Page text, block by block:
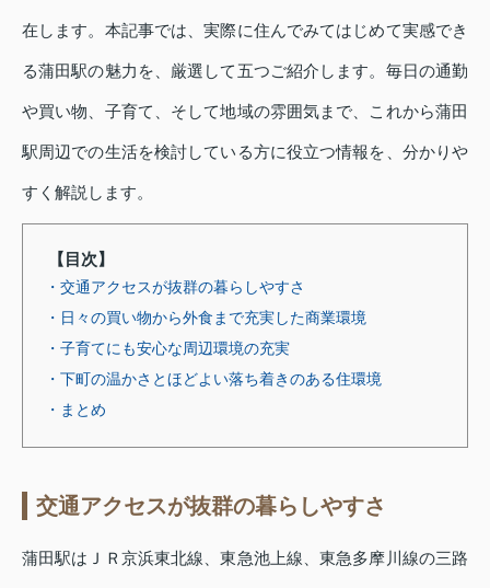
在します。本記事では、実際に住んでみてはじめて実感でき
る蒲田駅の魅力を、厳選して五つご紹介します。毎日の通勤
や買い物、子育て、そして地域の雰囲気まで、これから蒲田
駅周辺での生活を検討している方に役立つ情報を、分かりや
すく解説します。
【目次】
・交通アクセスが抜群の暮らしやすさ
・日々の買い物から外食まで充実した商業環境
・子育てにも安心な周辺環境の充実
・下町の温かさとほどよい落ち着きのある住環境
・まとめ
交通アクセスが抜群の暮らしやすさ
蒲田駅はＪＲ京浜東北線、東急池上線、東急多摩川線の三路